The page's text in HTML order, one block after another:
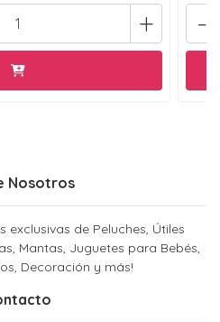
+ -
Nosotros
exclusivas de Peluches, Útiles
Mantas, Juguetes para Bebés,
Decoración y más!